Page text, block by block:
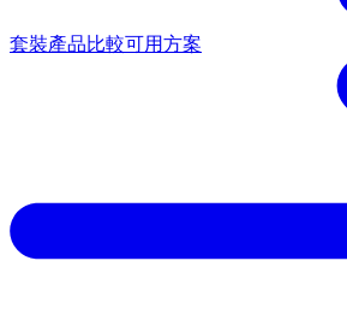
套裝產品比較可用方案